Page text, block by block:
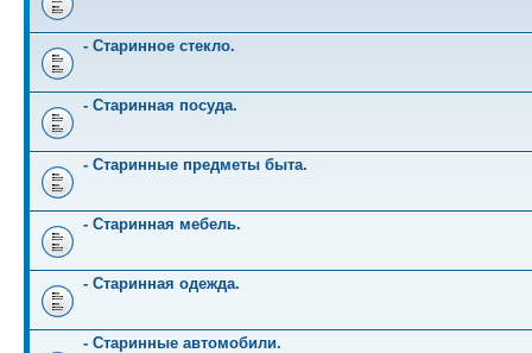
- Старинное стекло.
- Старинная посуда.
- Старинные предметы быта.
- Старинная мебель.
- Старинная одежда.
- Старинные автомобили.